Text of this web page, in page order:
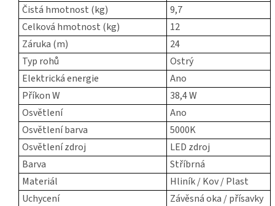
Čistá hmotnost (kg)
9,7
Celková hmotnost (kg)
12
Záruka (m)
24
Typ rohů
Ostrý
Elektrická energie
Ano
Příkon W
38,4 W
Osvětlení
Ano
Osvětlení barva
5000K
Osvětlení zdroj
LED zdroj
Barva
Stříbrná
Materiál
Hliník / Kov / Plast
Uchycení
Závěsná oka / přísavky